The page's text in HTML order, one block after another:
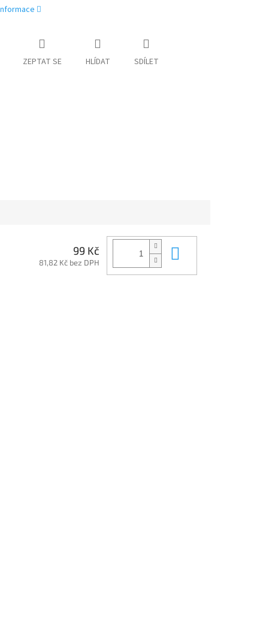
ZEPTAT SE HLÍDAT SDÍLET
99 Kč
81,82 Kč bez DPH